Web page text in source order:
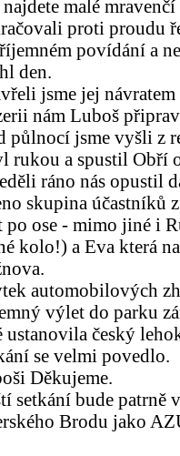
najdete malé
proti proudu
povídání a
den.
jsme jej
nám Luboš
půlnocí jsme vyšli z
rukou a spustil Obří
ráno nás opustil
skupina účastníků
po ose - mimo jiné i
kolo!) a Eva která
automobilových
výlet do parku
ustanovila český
se velmi povedlo.
Děkujeme.
setkání bude
Brodu jako